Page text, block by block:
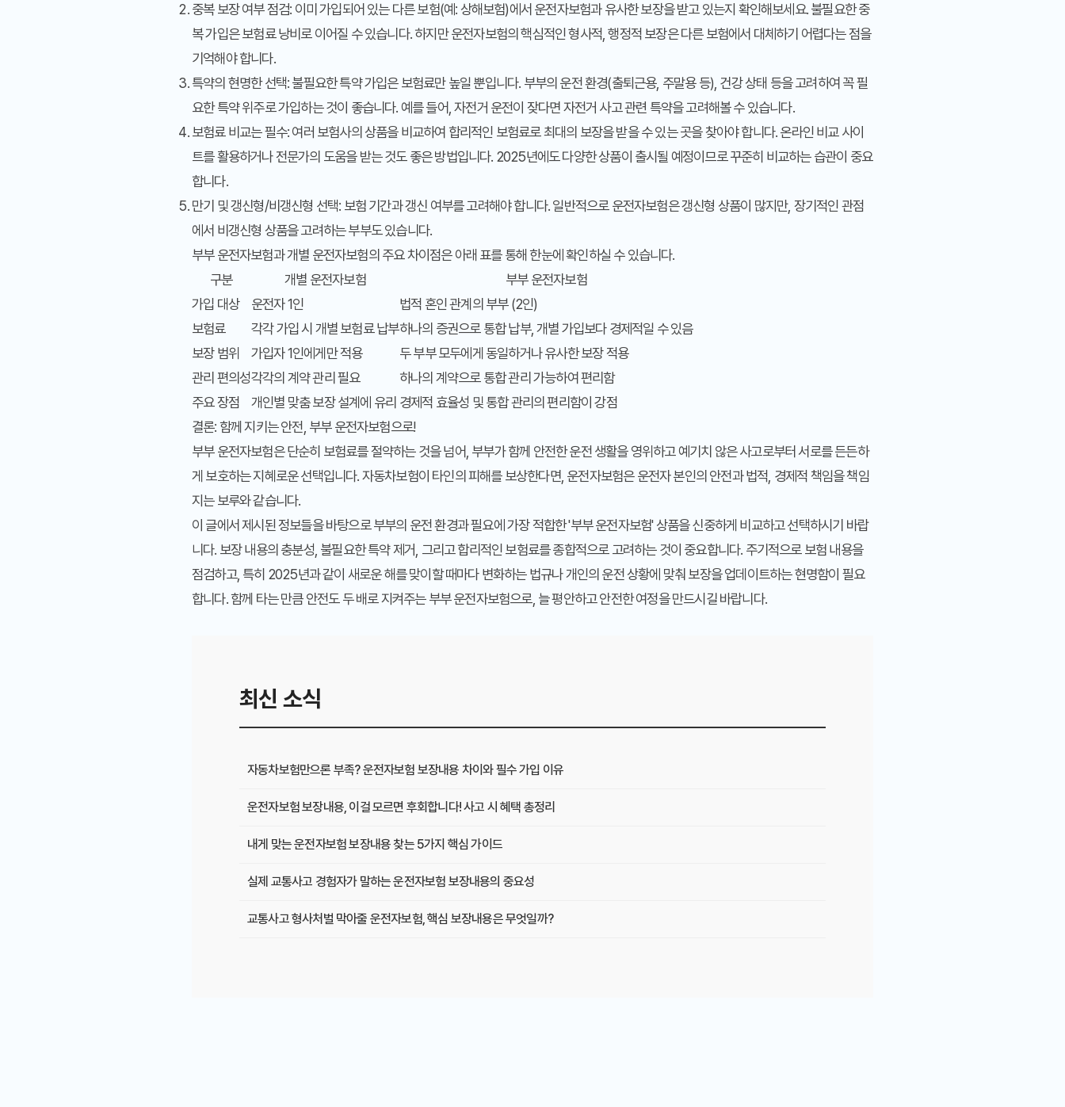
중복 보장 여부 점검: 이미 가입되어 있는 다른 보험(예: 상해보험)에서 운전자보험과 유사한 보장을 받고 있는지 확인해보세요. 불필요한 중
복 가입은 보험료 낭비로 이어질 수 있습니다. 하지만 운전자보험의 핵심적인 형사적, 행정적 보장은 다른 보험에서 대체하기 어렵다는 점을
기억해야 합니다.
특약의 현명한 선택:불필요한 특약 가입은 보험료만 높일 뿐입니다. 부부의 운전 환경(출퇴근용, 주말용 등), 건강 상태 등을 고려하여 꼭 필
요한 특약 위주로 가입하는 것이 좋습니다. 예를 들어, 자전거 운전이 잦다면 자전거 사고 관련 특약을 고려해볼 수 있습니다.
보험료 비교는 필수:여러 보험사의 상품을 비교하여 합리적인 보험료로 최대의 보장을 받을 수 있는 곳을 찾아야 합니다. 온라인 비교 사이
트를 활용하거나 전문가의 도움을 받는 것도 좋은 방법입니다. 2025년에도 다양한 상품이 출시될 예정이므로 꾸준히 비교하는 습관이 중요
합니다.
만기 및 갱신형/비갱신형 선택: 보험 기간과 갱신 여부를 고려해야 합니다. 일반적으로 운전자보험은 갱신형 상품이 많지만, 장기적인 관점
에서 비갱신형 상품을 고려하는 부부도 있습니다.
부부 운전자보험과 개별 운전자보험의 주요 차이점은 아래 표를 통해 한눈에 확인하실 수 있습니다.
구분
개별 운전자보험
부부 운전자보험
가입 대상
운전자 1인
법적 혼인 관계의 부부 (2인)
보험료
각각 가입 시 개별 보험료 납부하나의 증권으로 통합 납부, 개별 가입보다 경제적일 수 있음
보장 범위
가입자 1인에게만 적용
두 부부 모두에게 동일하거나 유사한 보장 적용
관리 편의성각각의 계약 관리 필요
하나의 계약으로 통합 관리 가능하여 편리함
주요 장점
개인별 맞춤 보장 설계에 유리 경제적 효율성 및 통합 관리의 편리함이 강점
결론: 함께 지키는 안전, 부부 운전자보험으로!
부부 운전자보험은 단순히 보험료를 절약하는 것을 넘어, 부부가 함께 안전한 운전 생활을 영위하고 예기치 않은 사고로부터 서로를 든든하
게 보호하는 지혜로운 선택입니다. 자동차보험이 타인의 피해를 보상한다면, 운전자보험은 운전자 본인의 안전과 법적, 경제적 책임을 책임
지는 보루와 같습니다.
이 글에서 제시된 정보들을 바탕으로 부부의 운전 환경과 필요에 가장 적합한 '부부 운전자보험' 상품을 신중하게 비교하고 선택하시기 바랍
니다. 보장 내용의 충분성, 불필요한 특약 제거, 그리고 합리적인 보험료를 종합적으로 고려하는 것이 중요합니다. 주기적으로 보험 내용을
점검하고, 특히 2025년과 같이 새로운 해를 맞이할 때마다 변화하는 법규나 개인의 운전 상황에 맞춰 보장을 업데이트하는 현명함이 필요
합니다. 함께 타는 만큼 안전도 두 배로 지켜주는 부부 운전자보험으로, 늘 평안하고 안전한 여정을 만드시길 바랍니다.
최신 소식
자동차보험만으론 부족? 운전자보험 보장내용 차이와 필수 가입 이유
운전자보험 보장내용, 이걸 모르면 후회합니다! 사고 시 혜택 총정리
내게 맞는 운전자보험 보장내용 찾는 5가지 핵심 가이드
실제 교통사고 경험자가 말하는 운전자보험 보장내용의 중요성
교통사고 형사처벌 막아줄 운전자보험, 핵심 보장내용은 무엇일까?